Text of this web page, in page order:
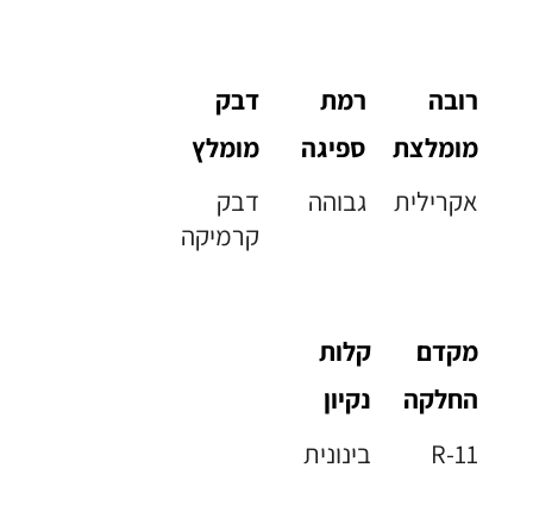
רובה
מומלצת
אקרילית
רמת
ספיגה
גבוהה
דבק
מומלץ
דבק
קרמיקה
מקדם
החלקה
R-11
קלות
נקיון
בינונית